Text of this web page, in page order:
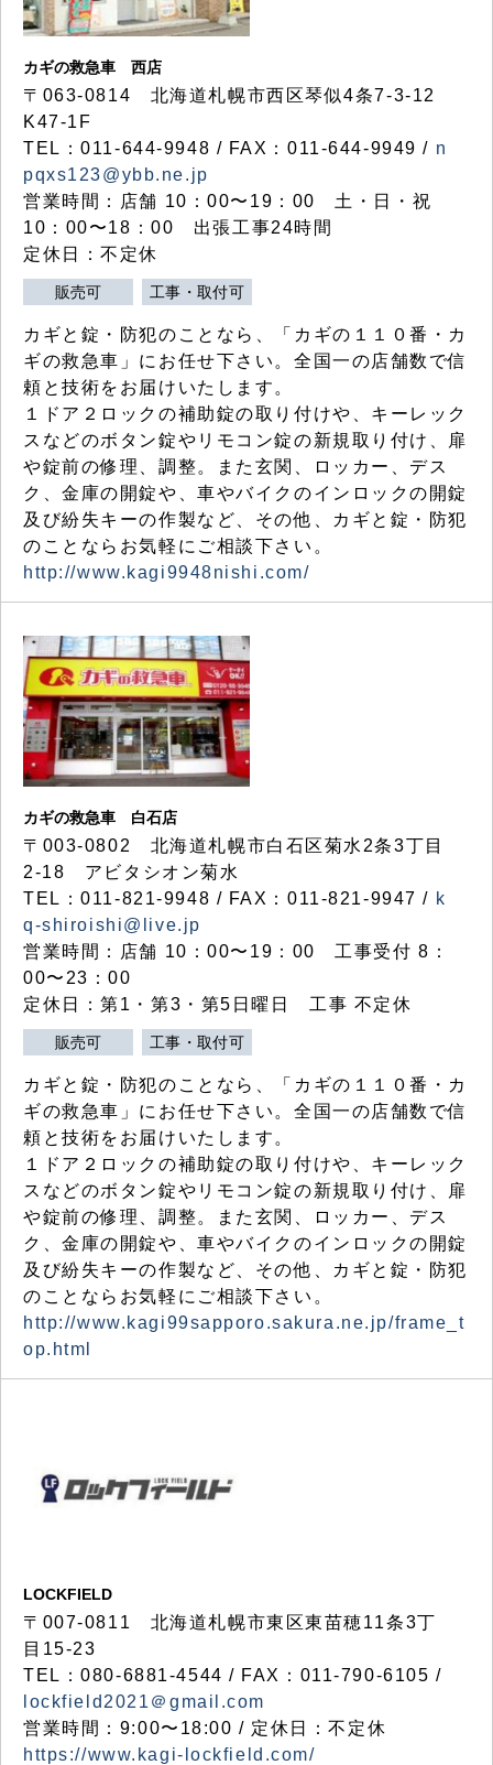
カギの救急車 西店
〒063-0814 北海道札幌市西区琴似4条7-3-12
K47-1F
TEL：011-644-9948 / FAX：011-644-9949 / n
pqxs123@ybb.ne.jp
営業時間：店舗 10：00〜19：00 土・日・祝
10：00〜18：00 出張工事24時間
定休日：不定休
販売可 工事・取付可
カギと錠・防犯のことなら、「カギの１１０番・カ
ギの救急車」にお任せ下さい。全国一の店舗数で信
頼と技術をお届けいたします。
１ドア２ロックの補助錠の取り付けや、キーレック
スなどのボタン錠やリモコン錠の新規取り付け、扉
や錠前の修理、調整。また玄関、ロッカー、デス
ク、金庫の開錠や、車やバイクのインロックの開錠
及び紛失キーの作製など、その他、カギと錠・防犯
のことならお気軽にご相談下さい。
http://www.kagi9948nishi.com/
カギの救急車 白石店
〒003-0802 北海道札幌市白石区菊水2条3丁目
2-18 アビタシオン菊水
TEL：011-821-9948 / FAX：011-821-9947 / k
q-shiroishi@live.jp
営業時間：店舗 10：00〜19：00 工事受付 8：
00〜23：00
定休日：第1・第3・第5日曜日 工事 不定休
販売可 工事・取付可
カギと錠・防犯のことなら、「カギの１１０番・カ
ギの救急車」にお任せ下さい。全国一の店舗数で信
頼と技術をお届けいたします。
１ドア２ロックの補助錠の取り付けや、キーレック
スなどのボタン錠やリモコン錠の新規取り付け、扉
や錠前の修理、調整。また玄関、ロッカー、デス
ク、金庫の開錠や、車やバイクのインロックの開錠
及び紛失キーの作製など、その他、カギと錠・防犯
のことならお気軽にご相談下さい。
http://www.kagi99sapporo.sakura.ne.jp/frame_t
op.html
LOCKFIELD
〒007-0811 北海道札幌市東区東苗穂11条3丁
目15-23
TEL：080-6881-4544 / FAX：011-790-6105 /
lockfield2021＠gmail.com
営業時間：9:00〜18:00 / 定休日：不定休
https://www.kagi-lockfield.com/